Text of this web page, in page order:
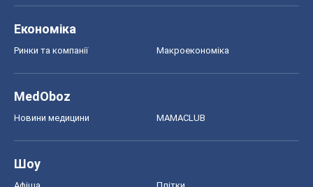
Економіка
Ринки та компанії Макроекономіка
MedOboz
Новини медицини MAMACLUB
Шоу